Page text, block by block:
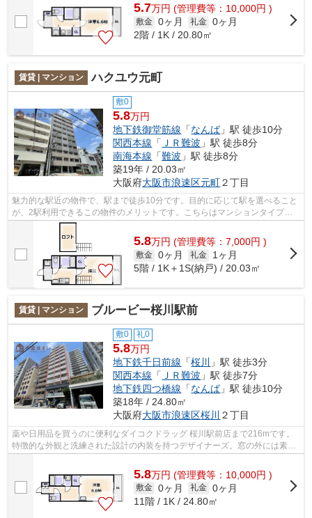
5.7万円 (管理費等：10,000円 )
敷金 0ヶ月 礼金 0ヶ月
2階 / 1K / 20.80㎡
賃貸 | マンション ハクユウ元町
敷0
5.8万円
地下鉄御堂筋線 「なんば」駅 徒歩10分
関西本線 「 ＪＲ難波 」駅 徒歩8分
南海本線 「難波 」駅 徒歩8分
築19年 / 20.03㎡
大阪府大阪市浪速区元町２丁目
魅力的な駅近の物件で、駅まで徒歩10分です。目的に応じて駅を選べること
が、2駅利用できるこの物件のメリットです。こちらはマンションタイプに
なります。共用部にはエレベータ・敷地...
5.8万円 (管理費等：7,000円 )
敷金 0ヶ月 礼金
1ヶ月
5階 / 1K＋1S(納戸) / 20.03㎡
賃貸 | マンション ブルービー桜川駅前
敷0 礼0
5.8万円
地下鉄千日前線 「桜川
」駅 徒歩3分
関西本線 「 ＪＲ難波 」駅 徒歩7分
地下鉄四つ橋線 「なんば」駅 徒歩10分
築18年 / 24.80㎡
大阪府大阪市浪速区桜川 ２丁目
薬や日用品を買うのに便利なダイコクドラッグ 桜川駅前店まで216mです。
特徴的な外観と洗練された設計の内装を持つデザイナーズ。窓の外には素晴
5.8万円 (管理費等：10,000円 )
敷金 0ヶ月 礼金 0ヶ月
11階 / 1K / 24.80㎡